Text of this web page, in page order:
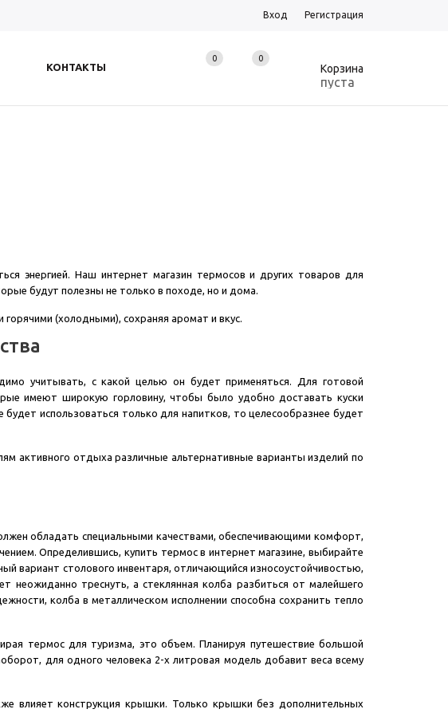
Вход Регистрация
КОНТАКТЫ
0 0
Корзина
пуста
энергией. Наш интернет магазин термосов и других товаров для
будут полезны не только в походе, но и дома.
(холодными), сохраняя аромат и вкус.
учитывать, с какой целью он будет применяться. Для готовой
имеют широкую горловину, чтобы было удобно доставать куски
использоваться только для напитков, то целесообразнее будет
активного отдыха различные альтернативные варианты изделий по
обладать специальными качествами, обеспечивающими комфорт,
Определившись, купить термос в интернет магазине, выбирайте
вариант столового инвентаря, отличающийся износоустойчивостью,
неожиданно треснуть, а стеклянная колба разбиться от малейшего
колба в металлическом исполнении способна сохранить тепло
термос для туризма, это объем. Планируя путешествие большой
для одного человека 2-х литровая модель добавит веса всему
влияет конструкция крышки. Только крышки без дополнительных